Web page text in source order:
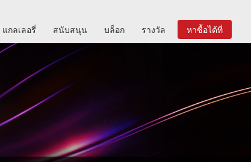
แกลเลอรี่ สนับสนุน บล็อก รางวัล หาซื้อได้ที่